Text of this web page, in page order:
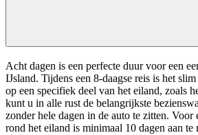
Acht dagen is een perfecte duur voor een
IJsland. Tijdens een 8-daagse reis is het
op een specifiek deel van het eiland, zoals
kunt u in alle rust de belangrijkste
zonder hele dagen in de auto te zitten. Voor
rond het eiland is minimaal 10 dagen aan te